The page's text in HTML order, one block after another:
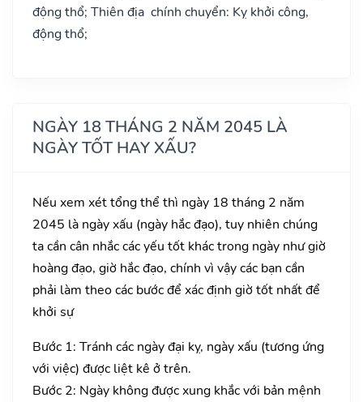
động thổ; Thiên địa chính chuyển: Kỵ khởi công,
động thổ;
NGÀY 18 THÁNG 2 NĂM 2045 LÀ
NGÀY TỐT HAY XẤU?
Nếu xem xét tổng thể thì ngày 18 tháng 2 năm
2045 là ngày xấu (ngày hắc đạo), tuy nhiên chúng
ta cần cân nhắc các yếu tốt khác trong ngày như giờ
hoàng đạo, giờ hắc đạo, chính vì vậy các bạn cần
phải làm theo các bước để xác định giờ tốt nhất để
khởi sự
Bước 1: Tránh các ngày đại kỵ, ngày xấu (tương ứng
với việc) được liệt kê ở trên.
Bước 2: Ngày không được xung khắc với bản mệnh